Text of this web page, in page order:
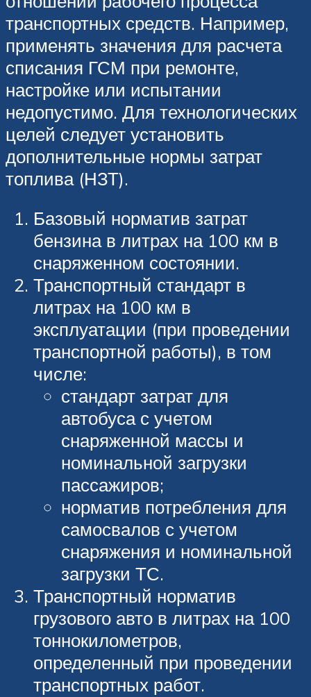
транспортных средств. Например,
применять значения для расчета
списания ГСМ при ремонте,
настройке или испытании
недопустимо. Для технологических
целей следует установить
дополнительные нормы затрат
топлива (НЗТ).
Базовый норматив затрат
бензина в литрах на 100 км в
снаряженном состоянии.
Транспортный стандарт в
литрах на 100 км в
эксплуатации (при проведении
транспортной работы), в том
числе:
стандарт затрат для
автобуса с учетом
снаряженной массы и
номинальной загрузки
пассажиров;
норматив потребления для
самосвалов с учетом
снаряжения и номинальной
загрузки ТС.
Транспортный норматив
грузового авто в литрах на 100
тоннокилометров,
определенный при проведении
транспортных работ.